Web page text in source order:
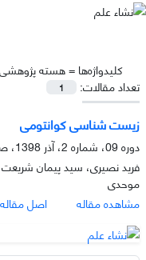
کلیدواژه‌ها =هسته پژوهشی
تعداد مقالات:
1
زیست شناسی کوانتومی
دوره 09، شماره 2، آذر 1398، صفحه
فرید نصیری، سید پیمان
موحدی
مشاهده مقاله
اصل مقاله